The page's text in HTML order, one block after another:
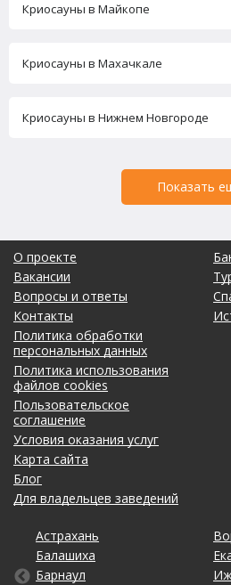
Криосауны в Майкопе
Криосауны в Махачкале
Криосауны в Нижнем Новгороде
Показать
О проекте
Вакансии
Вопросы и ответы
Контакты
Политика обработки
персональных данных
Политика использования
файлов cookies
Пользовательское
соглашение
Условия оказания услуг
Карта сайта
Блог
Для владельцев заведений
Астрахань
Балашиха
Барнаул
Калининград
Кемерово
Киров
Новосибирск
Омск
Оренбург
Ставрополь
Тольятти
Томск
Ярославль